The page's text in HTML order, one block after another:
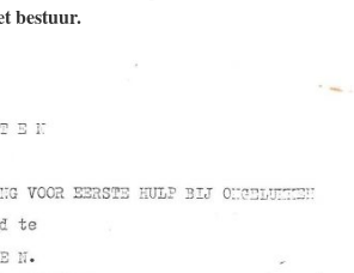
bestuur.